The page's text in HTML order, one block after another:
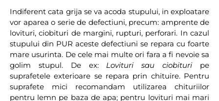
Indiferent cata grija se va acoda stupului, in exploatare
vor aparea o serie de defectiuni, precum: amprente de
lovituri, ciobituri de margini, rupturi, perforari. In cazul
stupului din PUR aceste defectiuni se repara cu foarte
mare usurinta. De cele mai multe ori fara a fi nevoie sa
golim stupul. De ex: Lovituri sau ciobituri pe
suprafetele exterioare se repara prin chituire. Pentru
suprafete mici recomandam utilizarea chituriilor
pentru lemn pe baza de apa; pentru lovituri mai mari